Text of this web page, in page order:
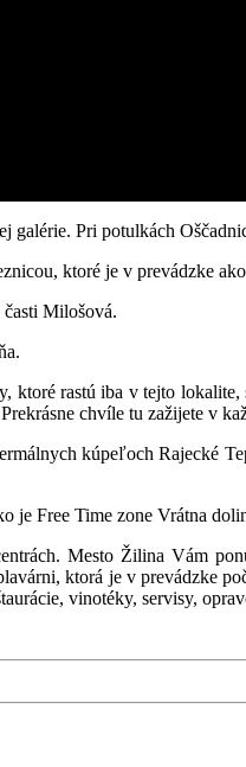
Pri potulkách
ktoré je v prevádzke
Milošová.
rastú iba v tejto
chvíle tu zažijete v
kúpeľoch Rajecké
Free Time zone Vrátna
Mesto Žilina Vám
ktorá je v prevádzke
vinotéky, servisy,